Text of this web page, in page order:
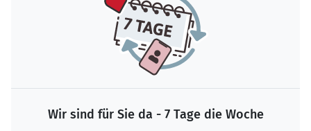
Wir sind für Sie da - 7 Tage die Woche